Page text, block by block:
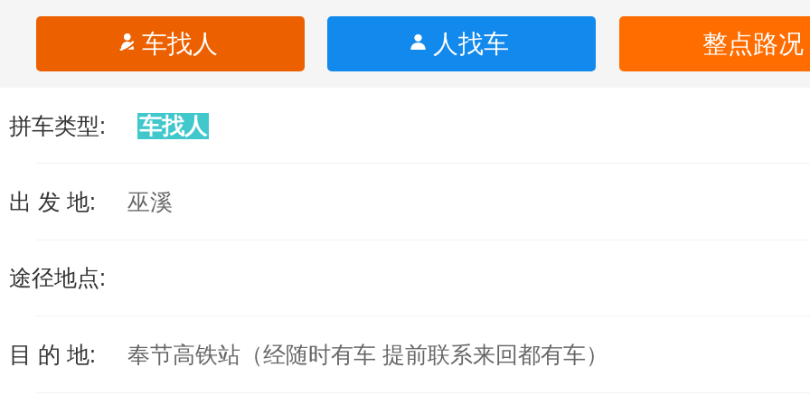
车找人 人找车 整点路况
拼车类型: 车找人
出 发 地: 巫溪
途径地点:
目 的 地: 奉节高铁站（经随时有车 提前联系来回都有车）